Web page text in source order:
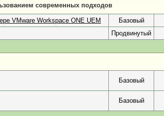
современных подходов
VMware Workspace ONE UEM Базовый
Продвинутый
Базовый
Базовый